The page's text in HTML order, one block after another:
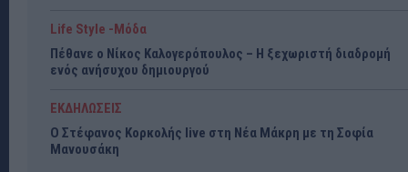
Life Style -Μόδα
Πέθανε ο Νίκος Καλογερόπουλος – Η ξεχωριστή διαδρομή
ενός ανήσυχου δημιουργού
ΕΚΔΗΛΩΣΕΙΣ
Ο Στέφανος Κορκολής live στη Νέα Μάκρη με τη Σοφία
Μανουσάκη